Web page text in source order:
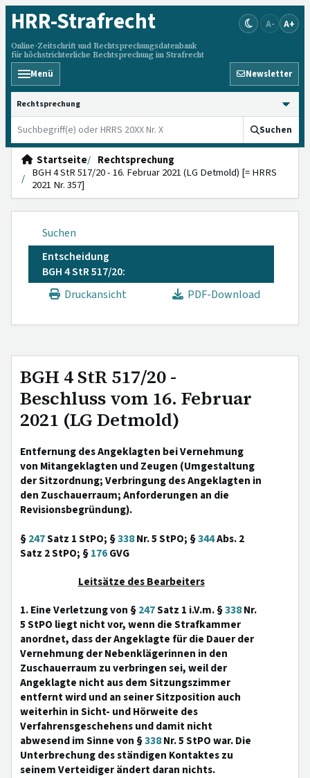
HRR-Strafrecht
Online-Zeitschrift und Rechtsprechungsdatenbank
für höchstrichterliche Rechtsprechung im Strafrecht
A- A+
Menü Newsletter
HRRS durchsuchen
Suchen
Startseite
Rechtsprechung
BGH 4 StR 517/20 - 16. Februar 2021 (LG Detmold) [= HRRS
2021 Nr. 357]
Suchen
Entscheidung
BGH 4 StR 517/20:
Druckansicht
PDF-Download
BGH 4 StR 517/20 -
Beschluss vom 16. Februar
2021 (LG Detmold)
Entfernung des Angeklagten bei Vernehmung
von Mitangeklagten und Zeugen (Umgestaltung
der Sitzordnung; Verbringung des Angeklagten in
den Zuschauerraum; Anforderungen an die
Revisionsbegründung).
§247Satz 1 StPO; §338Nr. 5 StPO; §344Abs. 2
Satz 2 StPO; §176GVG
Leitsätze des Bearbeiters
1. Eine Verletzung von §247Satz 1 i.V.m. §338Nr.
5 StPO liegt nicht vor, wenn die Strafkammer
anordnet, dass der Angeklagte für die Dauer der
Vernehmung der Nebenklägerinnen in den
Zuschauerraum zu verbringen sei, weil der
Angeklagte nicht aus dem Sitzungszimmer
entfernt wird und an seiner Sitzposition auch
weiterhin in Sicht- und Hörweite des
Verfahrensgeschehens und damit nicht
abwesend im Sinne von §338Nr. 5 StPO war. Die
Unterbrechung des ständigen Kontaktes zu
seinem Verteidiger ändert daran nichts.